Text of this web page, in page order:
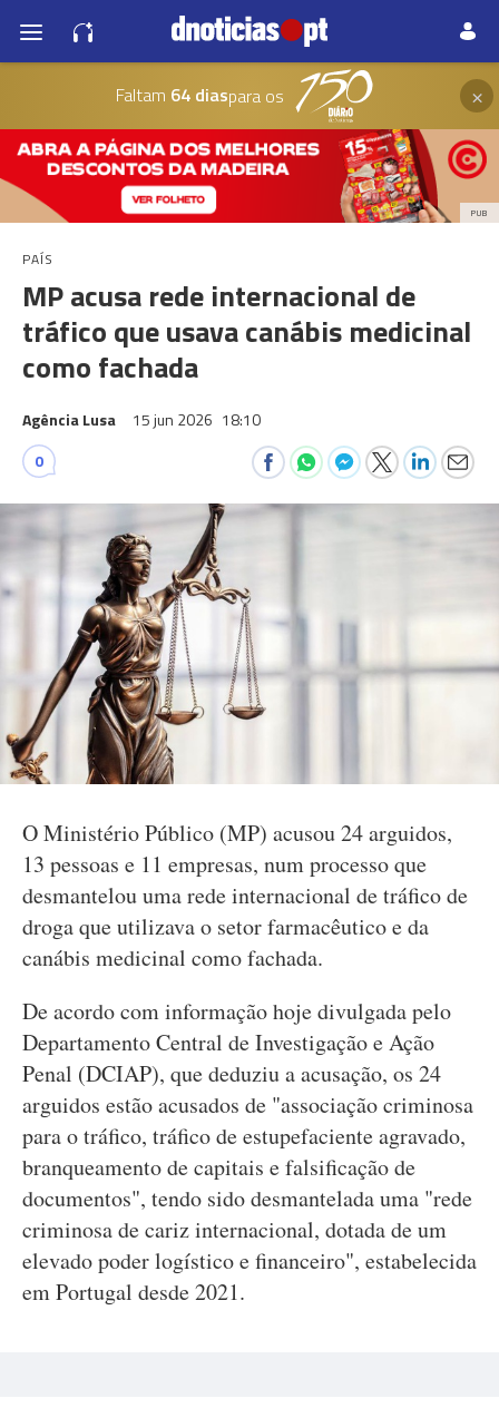
Faltam 64 diaspara os ×
PUB
PAÍS
MP acusa rede internacional de
tráfico que usava canábis medicinal
como fachada
Agência Lusa 15 jun 2026 18:10
0
O Ministério Público (MP) acusou 24 arguidos,
13 pessoas e 11 empresas, num processo que
desmantelou uma rede internacional de tráfico de
droga que utilizava o setor farmacêutico e da
canábis medicinal como fachada.
De acordo com informação hoje divulgada pelo
Departamento Central de Investigação e Ação
Penal (DCIAP), que deduziu a acusação, os 24
arguidos estão acusados de "associação criminosa
para o tráfico, tráfico de estupefaciente agravado,
branqueamento de capitais e falsificação de
documentos", tendo sido desmantelada uma "rede
criminosa de cariz internacional, dotada de um
elevado poder logístico e financeiro", estabelecida
em Portugal desde 2021.